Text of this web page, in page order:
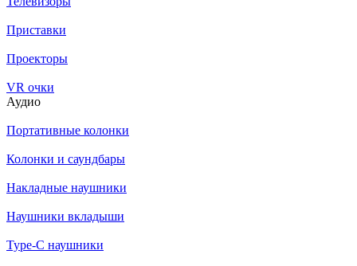
Приставки
Проекторы
VR очки
Аудио
Портативные колонки
Колонки и саундбары
Накладные наушники
Наушники вкладыши
Type-C наушники